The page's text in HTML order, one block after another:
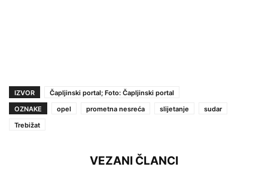
IZVOR
Čapljinski portal; Foto: Čapljinski portal
OZNAKE
opel prometna nesreća slijetanje
sudar
Trebižat
VEZANI ČLANCI